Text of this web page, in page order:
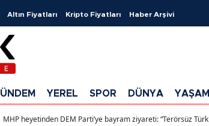
Altın Fiyatları Kripto Fiyatları Haber Arşivi
YEREL SPOR DÜNYA YAŞAM
MHP heyetinden DEM Parti’ye bayram ziyareti: “Terörsüz